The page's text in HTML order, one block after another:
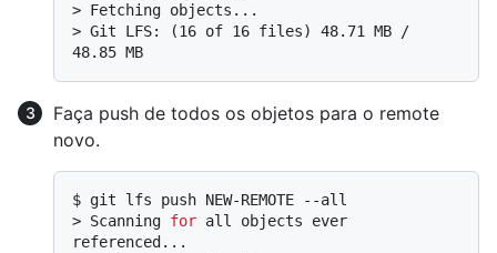
> Fetching objects...
> Git LFS: (16 of 16 files) 48.71 MB /
48.85 MB
Faça push de todos os objetos para o remote
novo.
$ git lfs push NEW-REMOTE --all
> Scanning for all objects ever
referenced...